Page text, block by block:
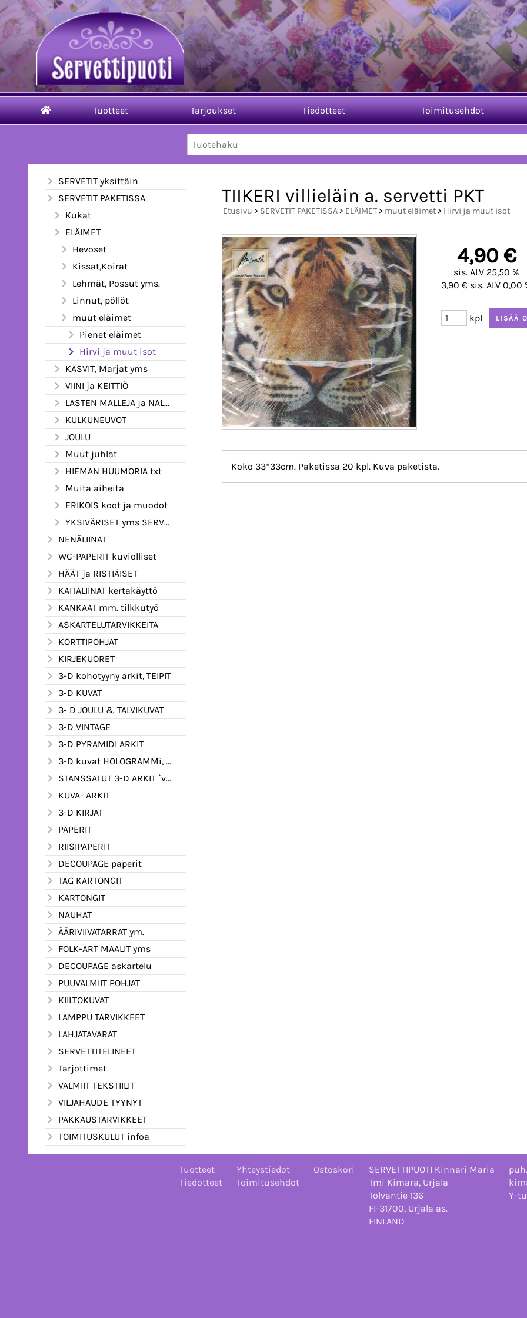
Tuotteet Tarjoukset Tiedotteet Toimitusehdot
SERVETIT yksittäin
SERVETIT PAKETISSA
Kukat
ELÄIMET
Hevoset
Kissat,Koirat
Lehmät, Possut yms.
Linnut, pöllöt
muut eläimet
Pienet eläimet
Hirvi ja muut isot
KASVIT, Marjat yms
VIINI ja KEITTIÖ
LASTEN MALLEJA ja NALLEJA
KULKUNEUVOT
JOULU
Muut juhlat
HIEMAN HUUMORIA txt
Muita aiheita
ERIKOIS koot ja muodot
YKSIVÄRISET yms SERVETIT
NENÄLIINAT
WC-PAPERIT kuviolliset
HÄÄT ja RISTIÄISET
KAITALIINAT kertakäyttö
KANKAAT mm. tilkkutyö
ASKARTELUTARVIKKEITA
KORTTIPOHJAT
KIRJEKUORET
3-D kohotyyny arkit, TEIPIT
3-D KUVAT
3- D JOULU & TALVIKUVAT
3-D VINTAGE
3-D PYRAMIDI ARKIT
3-D kuvat HOLOGRAMMi, kimalle ym.
STANSSATUT 3-D ARKIT `valmiiksi leikatut
KUVA- ARKIT
3-D KIRJAT
PAPERIT
RIISIPAPERIT
DECOUPAGE paperit
TAG KARTONGIT
KARTONGIT
NAUHAT
ÄÄRIVIIVATARRAT ym.
FOLK-ART MAALIT yms
DECOUPAGE askartelu
PUUVALMIIT POHJAT
KIILTOKUVAT
LAMPPU TARVIKKEET
LAHJATAVARAT
SERVETTITELINEET
Tarjottimet
VALMIIT TEKSTIILIT
VILJAHAUDE TYYNYT
PAKKAUSTARVIKKEET
TOIMITUSKULUT infoa
TIIKERI villieläin a. servetti PKT
Etusivu > SERVETIT PAKETISSA> ELÄIMET> muut eläimet> Hirvi ja muut isot
4,90 €
sis. ALV 25,50 %
3,90 € sis. ALV 0,00
kpl
Koko 33*33cm. Paketissa 20 kpl. Kuva paketista.
Tuotteet
Tiedotteet
Yhteystiedot
Toimitusehdot
Ostoskori
SERVETTIPUOTI Kinnari Maria
Tmi Kimara, Urjala
Tolvantie 136
FI-31700, Urjala as.
FINLAND
Y-